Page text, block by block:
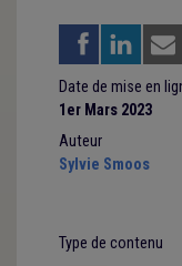
Date de mise en
1er Mars 2023
Auteur
Sylvie Smoos
Type de contenu